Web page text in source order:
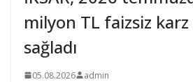
milyon TL faizsiz
sağladı
05.08.2026 admin